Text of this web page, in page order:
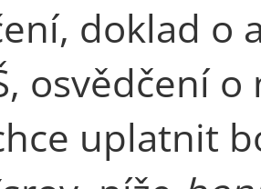
doklad o
osvědčení
uplatnit